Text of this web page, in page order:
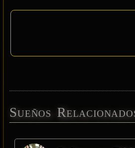
Sueños